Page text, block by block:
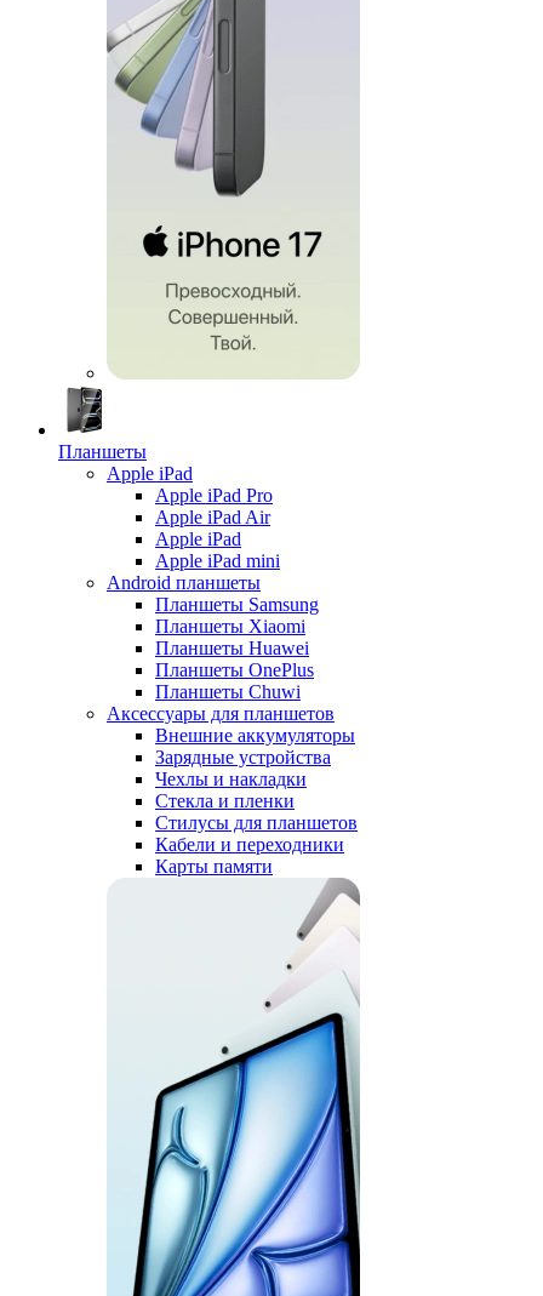
Планшеты
Apple iPad
Apple iPad Pro
Apple iPad Air
Apple iPad
Apple iPad mini
Android планшеты
Планшеты Samsung
Планшеты Xiaomi
Планшеты Huawei
Планшеты OnePlus
Планшеты Chuwi
Аксессуары для планшетов
Внешние аккумуляторы
Зарядные устройства
Чехлы и накладки
Стекла и пленки
Стилусы для планшетов
Кабели и переходники
Карты памяти